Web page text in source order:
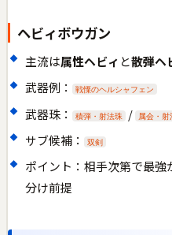
ヘビィボウガン
主流は属性ヘビィ と散弾ヘ
武器例：
戦慄のヘルシャフェン
武器珠： 積弾・射法珠 / 属会・射
サブ候補： 双剣
ポイント：相手次第で最
分け前提